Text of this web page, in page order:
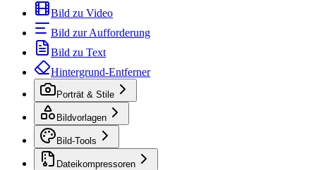
Bild zu Video
Bild zur Aufforderung
Bild zu Text
Hintergrund-Entferner
Porträt & Stile
Bildvorlagen
Bild-Tools
Dateikompressoren